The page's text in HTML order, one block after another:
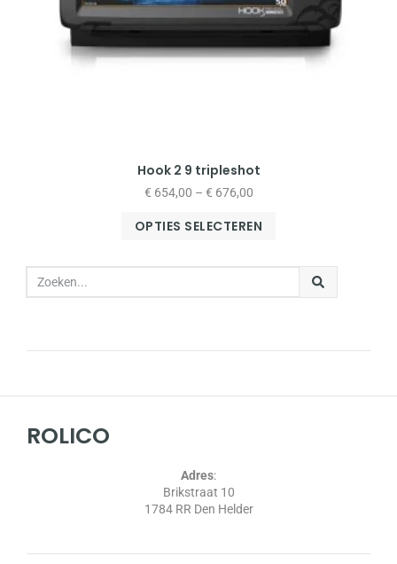
Hook 2 9 tripleshot
€ 654,00 – € 676,00
OPTIES SELECTEREN
ROLICO
Adres:
Brikstraat 10
1784 RR Den Helder